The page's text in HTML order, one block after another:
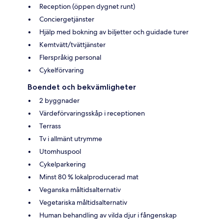
Reception (öppen dygnet runt)
Conciergetjänster
Hjälp med bokning av biljetter och guidade turer
Kemtvätt/tvättjänster
Flerspråkig personal
Cykelförvaring
Boendet och bekvämligheter
2 byggnader
Värdeförvaringsskåp i receptionen
Terrass
Tv i allmänt utrymme
Utomhuspool
Cykelparkering
Minst 80 % lokalproducerad mat
Veganska måltidsalternativ
Vegetariska måltidsalternativ
Human behandling av vilda djur i fångenskap